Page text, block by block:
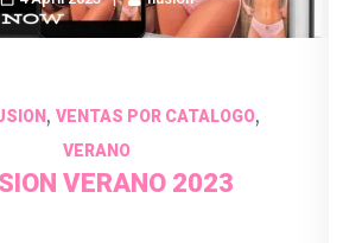
, VENTAS POR CATALOGO,
VERANO
VERANO 2023